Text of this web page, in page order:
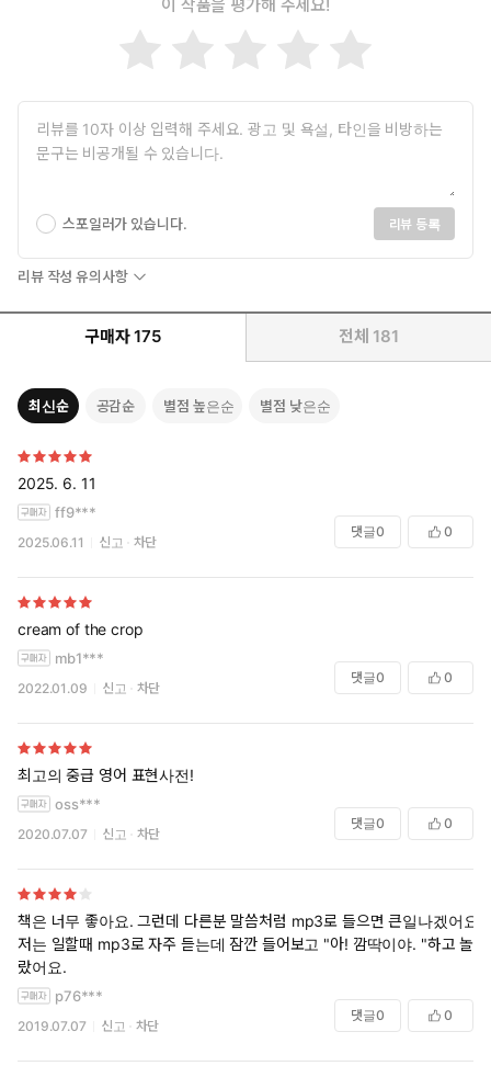
이 작품을 평가해 주세요!
스포일러가 있습니다. 리뷰 등록
리뷰 작성 유의사항
구매자 175 전체 181
최신순 공감순 별점 높은순 별점 낮은순
2025. 6. 11
ff9***
2025.06.11 신고 차단
댓글0 0
cream of the crop
mb1***
2022.01.09 신고 차단
댓글0 0
최고의 중급 영어 표현사전!
oss***
2020.07.07 신고 차단
댓글0 0
책은 너무 좋아요. 그런데 다른분 말씀처럼 mp3로 들으면 큰일나겠어요.
저는 일할때 mp3로 자주 듣는데 잠깐 들어보고 "아! 깜딱이야. "하고 놀
랐어요.
p76***
2019.07.07 신고 차단
댓글0 0